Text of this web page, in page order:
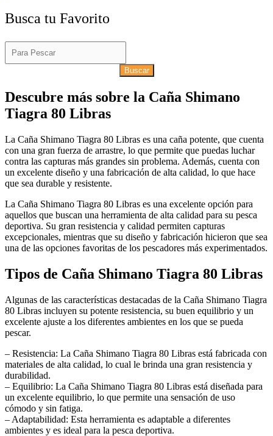
Busca tu Favorito
Buscar
Descubre más sobre la Caña Shimano
Tiagra 80 Libras
La Caña Shimano Tiagra 80 Libras es una caña potente, que cuenta
con una gran fuerza de arrastre, lo que permite que puedas luchar
contra las capturas más grandes sin problema. Además, cuenta con
un excelente diseño y una fabricación de alta calidad, lo que hace
que sea durable y resistente.
La Caña Shimano Tiagra 80 Libras es una excelente opción para
aquellos que buscan una herramienta de alta calidad para su pesca
deportiva. Su gran resistencia y calidad permiten capturas
excepcionales, mientras que su diseño y fabricación hicieron que sea
una de las opciones favoritas de los pescadores más experimentados.
Tipos de Caña Shimano Tiagra 80 Libras
Algunas de las características destacadas de la Caña Shimano Tiagra
80 Libras incluyen su potente resistencia, su buen equilibrio y un
excelente ajuste a los diferentes ambientes en los que se pueda
pescar.
– Resistencia: La Caña Shimano Tiagra 80 Libras está fabricada con
materiales de alta calidad, lo cual le brinda una gran resistencia y
durabilidad.
– Equilibrio: La Caña Shimano Tiagra 80 Libras está diseñada para
un excelente equilibrio, lo que permite una sensación de uso
cómodo y sin fatiga.
– Adaptabilidad: Esta herramienta es adaptable a diferentes
ambientes y es ideal para la pesca deportiva.